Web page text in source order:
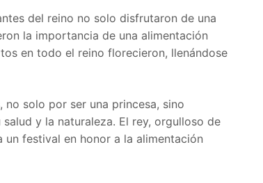
del reino no solo disfrutaron de una
la importancia de una alimentación
en todo el reino florecieron, llenándose
solo por ser una princesa, sino
y la naturaleza. El rey, orgulloso de
festival en honor a la alimentación